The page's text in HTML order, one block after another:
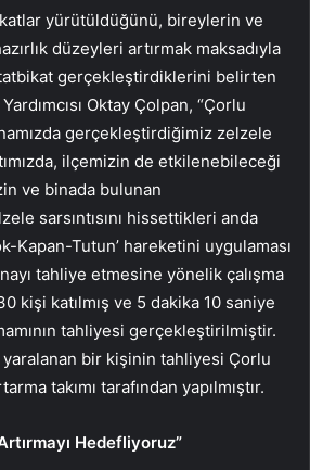
yürütüldüğünü, bireylerin ve
düzeyleri artırmak maksadıyla
tatbikat gerçekleştirdiklerini belirten
Oktay Çolpan, “Çorlu
gerçekleştirdiğimiz zelzele
ilçemizin de etkilenebileceği
ve binada bulunan
sarsıntısını hissettikleri anda
Kapan-Tutun’ hareketini uygulaması
tahliye etmesine yönelik çalışma
kişi katılmış ve 5 dakika 10 saniye
tahliyesi gerçekleştirilmiştir.
bir kişinin tahliyesi Çorlu
takımı tarafından yapılmıştır.
Hedefliyoruz”